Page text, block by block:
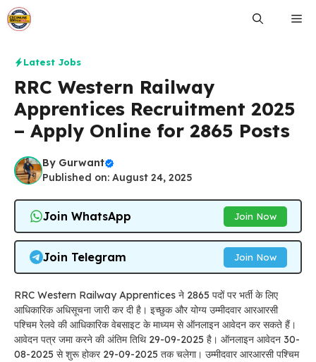
Skip
to
Latest Jobs
RRC Western Railway
Apprentices Recruitment 2025
– Apply Online for 2865 Posts
By Gurwant
Published on: August 24, 2025
Join WhatsApp Join Now
Join Telegram Join Now
RRC Western Railway Apprentices ने 2865 पदों पर भर्ती के लिए
आधिकारिक अधिसूचना जारी कर दी है। इच्छुक और योग्य उम्मीदवार आरआरसी
पश्चिम रेलवे की आधिकारिक वेबसाइट के माध्यम से ऑनलाइन आवेदन कर सकते हैं।
आवेदन पत्र जमा करने की अंतिम तिथि 29-09-2025 है। ऑनलाइन आवेदन 30-
08-2025 से शुरू होकर 29-09-2025 तक चलेगा। उम्मीदवार आरआरसी पश्चिम